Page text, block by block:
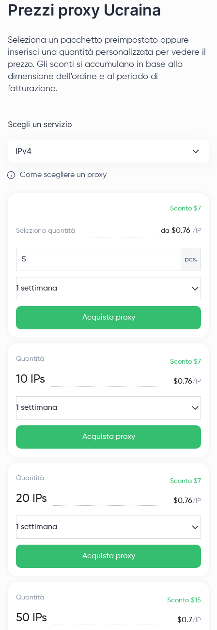
Prezzi proxy Ucraina
Seleziona un pacchetto preimpostato oppure
inserisci una quantità personalizzata per vedere il
prezzo. Gli sconti si accumulano in base alla
dimensione dell'ordine e al periodo di
fatturazione.
Scegli un servizio
IPv4
Come scegliere un proxy
Seleziona quantità
Sconto $7
da $0.76 /IP
pcs.
1 settimana
Acquista proxy
Quantità
10 IPs
Sconto $7
$0.76/IP
1 settimana
Acquista proxy
Quantità
20 IPs
Sconto $7
$0.76/IP
1 settimana
Acquista proxy
Quantità
50 IPs
Sconto $15
$0.7/IP